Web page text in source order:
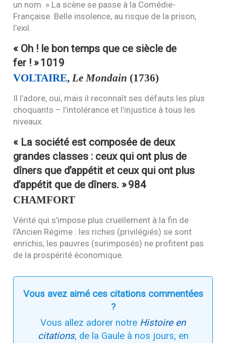
un nom. » La scène se passe à la Comédie-
Française. Belle insolence, au risque de la prison,
l’exil.
« Oh ! le bon temps que ce siècle de
fer ! »1019
VOLTAIRE, Le Mondain (1736)
Il l’adore, oui, mais il reconnaît ses défauts les plus
choquants – l’intolérance et l’injustice à tous les
niveaux.
« La société est composée de deux
grandes classes : ceux qui ont plus de
dîners que d’appétit et ceux qui ont plus
d’appétit que de dîners. »984
CHAMFORT
Vérité qui s’impose plus cruellement à la fin de
l’Ancien Régime : les riches (privilégiés) se sont
enrichis, les pauvres (surimposés) ne profitent pas
de la prospérité économique.
Vous avez aimé ces citations commentées
?
Vous allez adorer notre Histoire en
citations, de la Gaule à nos jours, en